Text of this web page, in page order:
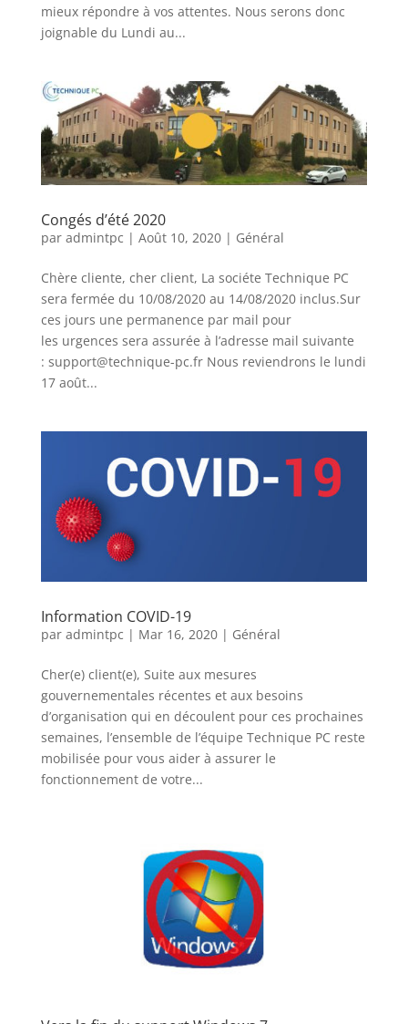
mieux répondre à vos attentes. Nous serons donc
joignable du Lundi au...
Congés d’été 2020
par admintpc | Août 10, 2020| Général
Chère cliente, cher client, La sociéte Technique PC
sera fermée du 10/08/2020 au 14/08/2020 inclus.Sur
ces jours une permanence par mail pour
les urgences sera assurée à l’adresse mail suivante
: support@technique-pc.fr Nous reviendrons le lundi
17 août...
Information COVID-19
par admintpc | Mar 16, 2020| Général
Cher(e) client(e), Suite aux mesures
gouvernementales récentes et aux besoins
d’organisation qui en découlent pour ces prochaines
semaines, l’ensemble de l’équipe Technique PC reste
mobilisée pour vous aider à assurer le
fonctionnement de votre...